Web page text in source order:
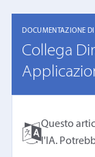
DOCUMENTAZIONE DI
Collega
Questo
l'IA.